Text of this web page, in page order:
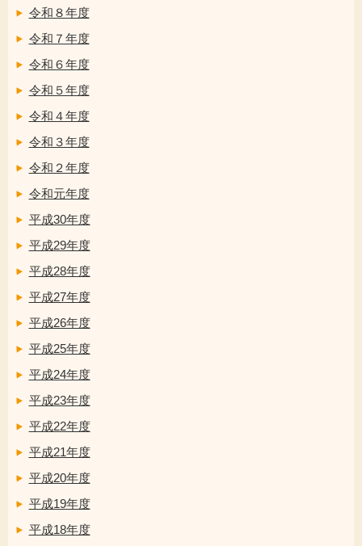
令和８年度
令和７年度
令和６年度
令和５年度
令和４年度
令和３年度
令和２年度
令和元年度
平成30年度
平成29年度
平成28年度
平成27年度
平成26年度
平成25年度
平成24年度
平成23年度
平成22年度
平成21年度
平成20年度
平成19年度
平成18年度